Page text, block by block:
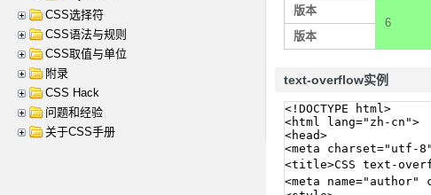
版本
6
版本
text-overflow实例
CSS选择符
CSS语法与规则
CSS取值与单位
附录
CSS Hack
问题和经验
关于CSS手册